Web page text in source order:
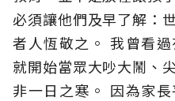
必須讓他們及早了解：
者人恆敬之。 我曾看
就開始當眾大吵大鬧、
非一日之寒。 因為家